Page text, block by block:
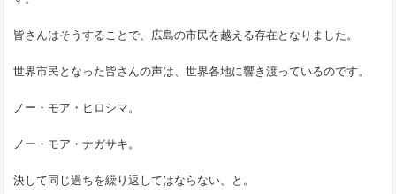
皆さんはそうすることで、広島の市民を越える存在となりました。
世界市民となった皆さんの声は、世界各地に響き渡っているのです。
ノー・モア・ヒロシマ。
ノー・モア・ナガサキ。
決して同じ過ちを繰り返してはならない、と。